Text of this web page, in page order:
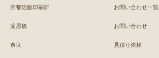
京都活版印刷所
淀屋橋
奈良
お問い合わせ一覧
お問い合わせ
見積り依頼